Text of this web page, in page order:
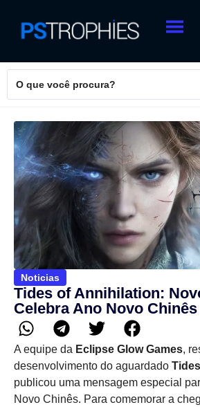
Noticias
Tides of Annihilation:
Celebra Ano Novo Chinês
A equipe da Eclipse Glow Games,
desenvolvimento do aguardado
publicou uma mensagem especial
Novo Chinês. Para comemorar a